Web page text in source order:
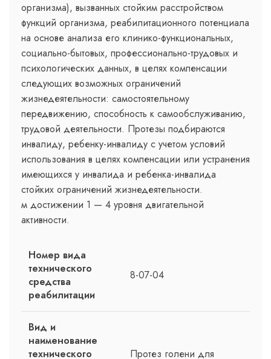
организма), вызванных стойким расстройством
функций организма, реабилитационного потенциала
на основе анализа его клинико-функциональных,
социально-бытовых, профессионально-трудовых и
психологических данных, в целях компенсации
следующих возможных ограничений
жизнедеятельности: самостоятельному
передвижению, способность к самообслуживанию,
трудовой деятельности. Протезы подбираются
инвалиду, ребенку-инвалиду с учетом условий
использования в целях компенсации или устранения
имеющихся у инвалида и ребенка-инвалида
стойких ограничений жизнедеятельности.
м достижении 1 — 4 уровня двигательной
активности.
Номер вида
технического
средства
реабилитации
8-07-04
Вид и
наименование
технического
Протез голени для